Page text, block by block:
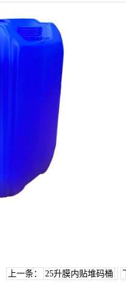
上一条： 25升膜内贴堆码桶